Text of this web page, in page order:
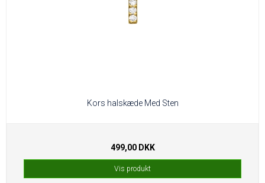
Kors halskæde Med Sten
499,00 DKK
Vis produkt